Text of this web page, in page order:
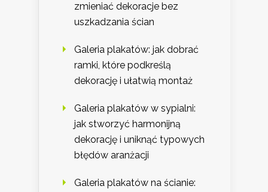
zmieniać dekoracje bez
uszkadzania ścian
Galeria plakatów: jak dobrać
ramki, które podkreślą
dekorację i ułatwią montaż
Galeria plakatów w sypialni:
jak stworzyć harmonijną
dekorację i uniknąć typowych
błędów aranżacji
Galeria plakatów na ścianie: